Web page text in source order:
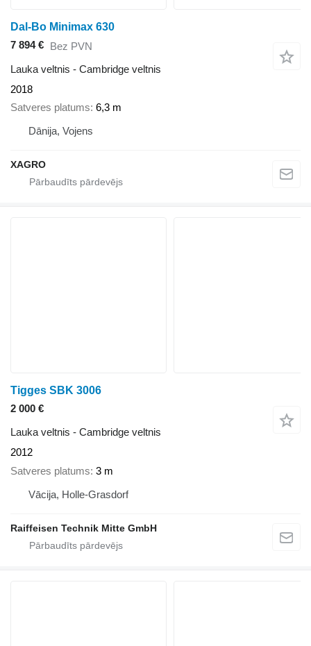
Dal-Bo Minimax 630
7 894 € Bez PVN
Lauka veltnis - Cambridge veltnis
2018
Satveres platums 6,3 m
Dānija, Vojens
XAGRO
Tigges SBK 3006
2 000 €
Lauka veltnis - Cambridge veltnis
2012
Satveres platums 3 m
Vācija, Holle-Grasdorf
Raiffeisen Technik Mitte GmbH